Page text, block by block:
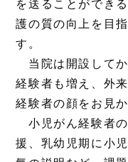
を送ることができ
護の質の向上を目
す。
当院は開設して
経験者も増え、外
経験者の顔をお見
小児がん経験者
援、乳幼児期に小